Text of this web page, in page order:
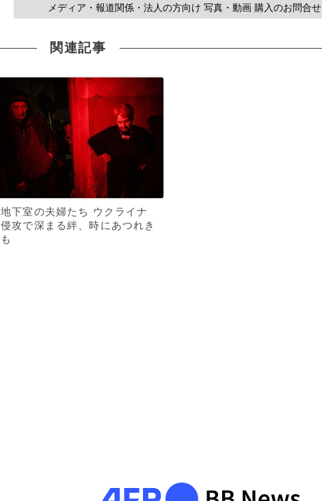
メディア・報道関係・法人の方向け 写真・動画 購入のお問合せ
関連記事
地下室の夫婦たち ウクライナ
侵攻で深まる絆、時にあつれき
も